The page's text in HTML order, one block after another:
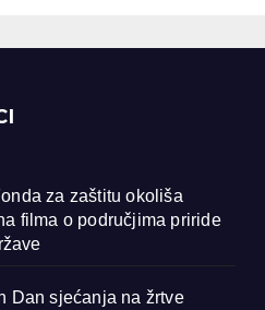
za zaštitu okoliša
filma o područjima priride
Dan sjećanja na žrtve